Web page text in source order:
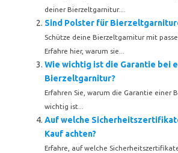
deiner Bierzeltgarnitur....
Sind Polster für
Schütze deine Bierzeltgarnitur mit
Erfahre hier, warum sie...
Wie wichtig ist die Garantie bei
Bierzeltgarnitur?
Erfahren Sie, warum die Garantie einer
wichtig ist...
Auf welche
Kauf achten?
Erfahre, auf welche